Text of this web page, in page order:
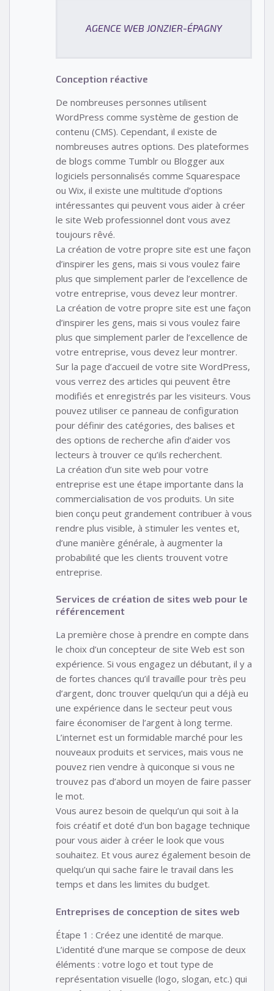
AGENCE WEB JONZIER-ÉPAGNY
Conception réactive
De nombreuses personnes utilisent
WordPress comme système de gestion de
contenu (CMS). Cependant, il existe de
nombreuses autres options. Des plateformes
de blogs comme Tumblr ou Blogger aux
logiciels personnalisés comme Squarespace
ou Wix, il existe une multitude d’options
intéressantes qui peuvent vous aider à créer
le site Web professionnel dont vous avez
toujours rêvé.
La création de votre propre site est une façon
d’inspirer les gens, mais si vous voulez faire
plus que simplement parler de l’excellence de
votre entreprise, vous devez leur montrer.
La création de votre propre site est une façon
d’inspirer les gens, mais si vous voulez faire
plus que simplement parler de l’excellence de
votre entreprise, vous devez leur montrer.
Sur la page d’accueil de votre site WordPress,
vous verrez des articles qui peuvent être
modifiés et enregistrés par les visiteurs. Vous
pouvez utiliser ce panneau de configuration
pour définir des catégories, des balises et
des options de recherche afin d’aider vos
lecteurs à trouver ce qu’ils recherchent.
La création d’un site web pour votre
entreprise est une étape importante dans la
commercialisation de vos produits. Un site
bien conçu peut grandement contribuer à vous
rendre plus visible, à stimuler les ventes et,
d’une manière générale, à augmenter la
probabilité que les clients trouvent votre
entreprise.
Services de création de sites web pour le
référencement
La première chose à prendre en compte dans
le choix d’un concepteur de site Web est son
expérience. Si vous engagez un débutant, il y a
de fortes chances qu’il travaille pour très peu
d’argent, donc trouver quelqu’un qui a déjà eu
une expérience dans le secteur peut vous
faire économiser de l’argent à long terme.
L’internet est un formidable marché pour les
nouveaux produits et services, mais vous ne
pouvez rien vendre à quiconque si vous ne
trouvez pas d’abord un moyen de faire passer
le mot.
Vous aurez besoin de quelqu’un qui soit à la
fois créatif et doté d’un bon bagage technique
pour vous aider à créer le look que vous
souhaitez. Et vous aurez également besoin de
quelqu’un qui sache faire le travail dans les
temps et dans les limites du budget.
Entreprises de conception de sites web
Étape 1 : Créez une identité de marque.
L’identité d’une marque se compose de deux
éléments : votre logo et tout type de
représentation visuelle (logo, slogan, etc.) qui